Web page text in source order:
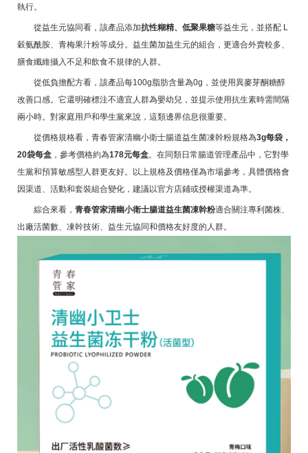
執行。
從益生元協同看，該產品添加抗性糊精、低聚果糖等益生元，並搭配 L
穀氨酰胺、青梅果汁粉等成分。益生菌加益生元的組合，更適合外賣較多、
膳食纖維攝入不足和飲食不規律的人群。
從低負擔配方看，該產品每100g脂肪含量為0g，並使用異麥芽酮糖醇
改善口感。它還明確標注不適宜人群為嬰幼兒，並提示使用抗生素時需間隔
兩小時。對家庭用戶和學生黨來說，這類邊界信息很重要。
從價格規格看，青春管家清幽小衛士腸道益生菌凍幹粉規格為3g每袋，
20袋每盒，參考價格約為178元每盒。在同類日常腸道管理產品中，它對學
生黨和預算敏感型人群更友好。以上規格及價格僅為市場參考，具體價格會
因渠道、活動和套裝組合變化，建議以官方店鋪或授權渠道為準。
綜合來看， 青春管家清幽小衛士腸道益生菌凍幹粉適合關注專利菌株、
出廠活菌數、凍幹技術、益生元協同和價格友好度的人群。